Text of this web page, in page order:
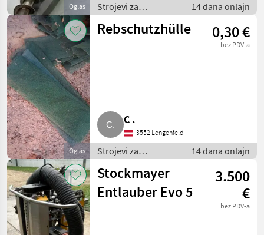
Oglas
Strojevi za
vinogradarstvo /
Ostali strojevi za
14 dana onlajn
Oglas
Rebschutzhülle 0,30 €
bez PDV-a
C .
3552 Lengenfeld
Strojevi za
vinogradarstvo /
Ostali strojevi za
vinogradarstvo
14 dana onlajn
Stockmayer
Entlauber Evo 5
3.500
€
bez PDV-a